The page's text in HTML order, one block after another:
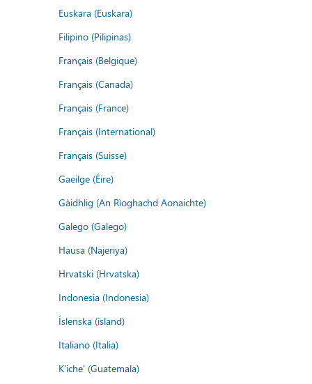
Euskara (Euskara)
Filipino (Pilipinas)
Français (Belgique)
Français (Canada)
Français (France)
Français (International)
Français (Suisse)
Gaeilge (Éire)
Gàidhlig (An Rìoghachd Aonaichte)
Galego (Galego)
Hausa (Najeriya)
Hrvatski (Hrvatska)
Indonesia (Indonesia)
Íslenska (ísland)
Italiano (Italia)
K'iche' (Guatemala)